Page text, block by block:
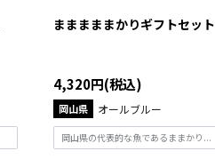
まままままかりギフトセット
4,320円(税込)
岡山県 オールブルー
岡山県の代表的な魚であるままかり...